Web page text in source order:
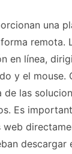
una
remota.
en línea,
y el mouse.
las
Es